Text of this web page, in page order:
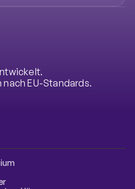
EU-Standards.